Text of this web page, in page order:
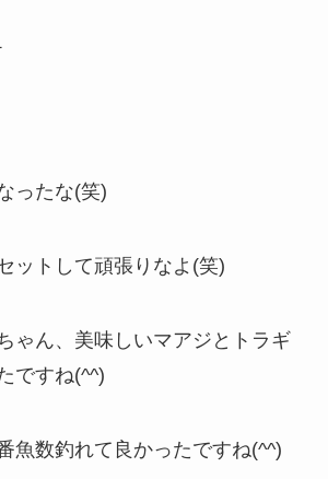
ったな(笑)
ットして頑張りなよ(笑)
ゃん、美味しいマアジとトラギ
ですね(^^)
魚数釣れて良かったですね(^^)